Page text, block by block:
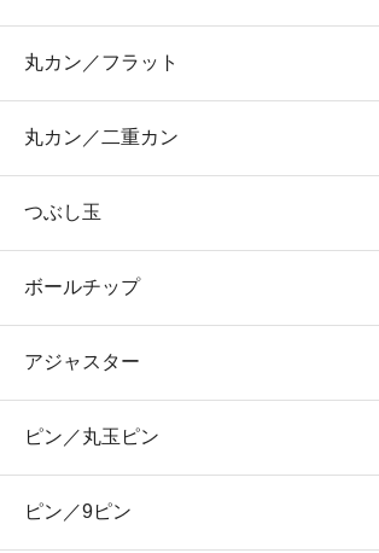
丸カン／フラット
丸カン／二重カン
つぶし玉
ボールチップ
アジャスター
ピン／丸玉ピン
ピン／9ピン